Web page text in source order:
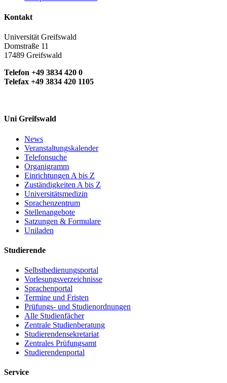
Kontakt
Universität Greifswald
Domstraße 11
17489 Greifswald
Telefon +49 3834 420 0
Telefax +49 3834 420 1105
Uni Greifswald
News
Veranstaltungskalender
Telefonsuche
Organigramm
Einrichtungen A bis Z
Zuständigkeiten A bis Z
Universitätsmedizin
Sprachenzentrum
Stellenangebote
Satzungen & Formulare
Uniladen
Studierende
Selbstbedienungsportal
Vorlesungsverzeichnisse
Sprachenportal
Termine und Fristen
Prüfungs- und Studienordnungen
Alle Studienfächer
Zentrale Studienberatung
Studierendensekretariat
Zentrales Prüfungsamt
Studierendenportal
Service